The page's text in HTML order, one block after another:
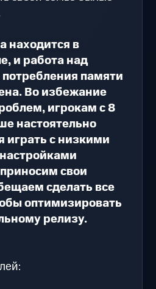
находится в
и работа над
памяти
Во избежание
игрокам с 8
настоятельно
играть с низкими
свои
сделать все
оптимизировать
релизу.